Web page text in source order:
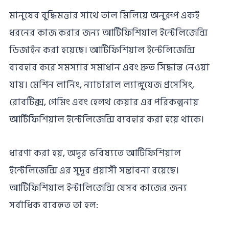
মানুষের বুদ্ধিমত্তার সাথে তাল মিলিয়ে অনুরূপ একই
ধরনের কাজ করার জন্য আর্টিফিশিয়াল ইন্টেলিজেন্সি
ডিজাইন করা হয়েছে। আর্টিফিশিয়াল ইন্টেলিজেন্সি
ব্যবহার করে সমস্যার সমাধান এবং দ্রুত সিদ্ধান্ত নেওয়া
যায়। মেশিন লার্নিং, ন্যাচারাল ল্যাঙ্গুয়েজ প্রসেসিং,
রোবটিক্স, গেমিং এবং হেলথ কেয়ার এর পরিকল্পনায়
আর্টিফিশিয়াল ইন্টেলিজেন্সি ব্যবহার করা হয়ে থাকে।
ধারণা করা হয়, অদূর ভবিষ্যতে আর্টিফিশিয়াল
ইন্টেলিজেন্সি এর সুদূর প্রয়াসী সম্ভাবনা রয়েছে।
আর্টিফিশিয়াল ইন্টালিজেন্সি যেসব কাজের জন্য
সর্বাধিক ব্যবহৃত তা হল: